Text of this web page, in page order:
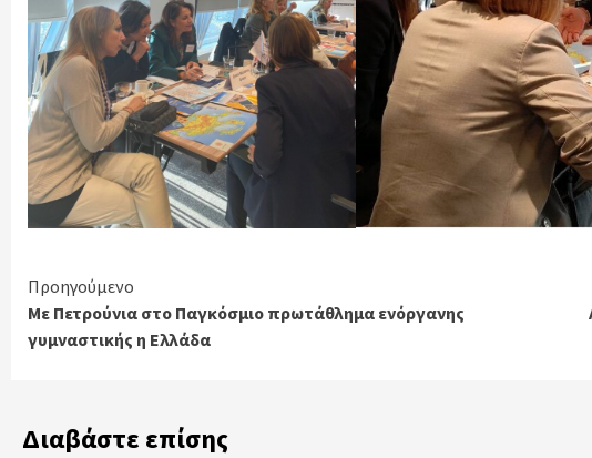
Continue
Reading
Προηγούμενο
Με Πετρούνια στο Παγκόσμιο πρωτάθλημα ενόργανης
γυμναστικής η Ελλάδα
Διαβάστε επίσης